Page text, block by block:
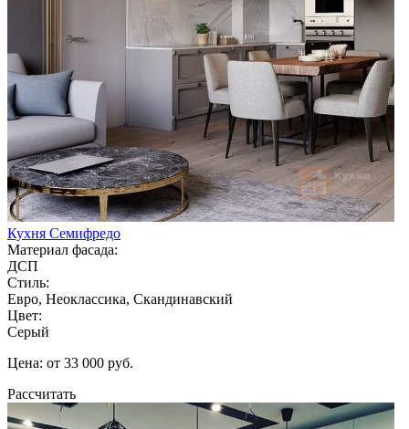
Кухня Семифредо
Материал фасада:
ДСП
Стиль:
Евро, Неоклассика, Скандинавский
Цвет:
Серый
Цена: от 33 000 руб.
Рассчитать